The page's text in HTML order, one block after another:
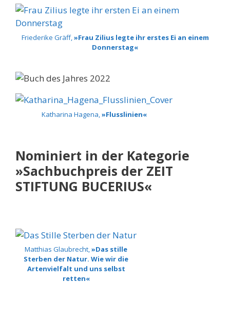
Friederike Gräff,»Frau Zilius legte ihr erstes Ei an einem
Donnerstag«
Katharina Hagena,»Flusslinien«
Nominiert in der Kategorie
»Sachbuchpreis der ZEIT
STIFTUNG BUCERIUS«
Matthias Glaubrecht,»Das stille
Sterben der Natur. Wie wir die
Artenvielfalt und uns selbst
retten«